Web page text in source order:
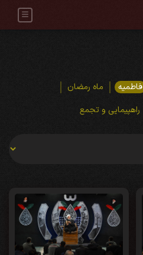
فاطمیه
ماه رمضان
راهپیمایی و تجمع